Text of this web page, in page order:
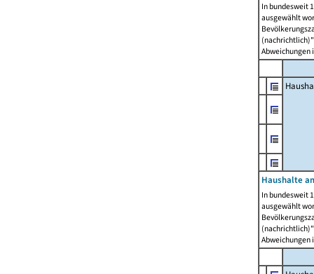
In bundesweit
ausgewählt
Abweichungen
Haushalte
In bundesweit
ausgewählt
Abweichungen